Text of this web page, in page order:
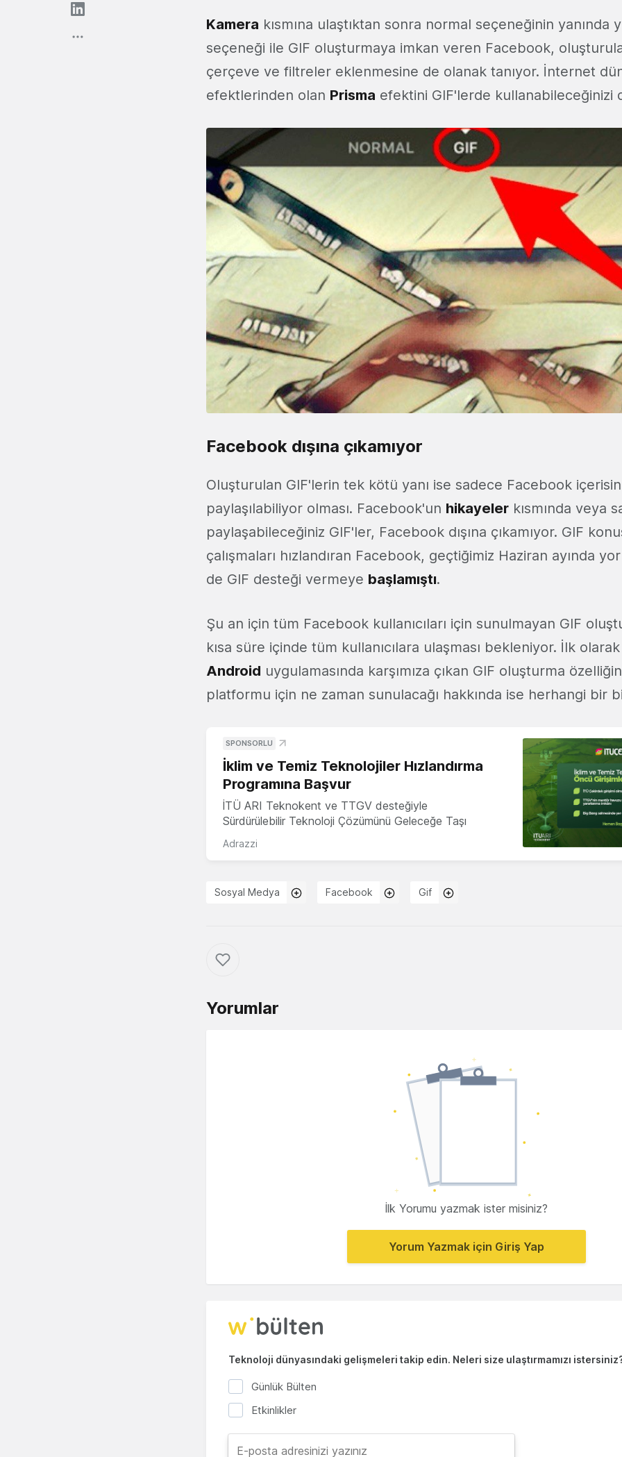
Kamera kısmına ulaştıktan sonra normal seçeneğinin yanında
seçeneği ile GIF oluşturmaya imkan veren Facebook,
çerçeve ve filtreler eklenmesine de olanak tanıyor. İnternet
efektlerinden olan Prisma efektini GIF'lerde kullanabileceğinizi
Facebook dışına çıkamıyor
Oluşturulan GIF'lerin tek kötü yanı ise sadece Facebook
paylaşılabiliyor olması. Facebook'un hikayeler kısmında veya
paylaşabileceğiniz GIF'ler, Facebook dışına çıkamıyor. GIF
çalışmaları hızlandıran Facebook, geçtiğimiz Haziran ayında
de GIF desteği vermeye başlamıştı.
Şu an için tüm Facebook kullanıcıları için sunulmayan GIF
kısa süre içinde tüm kullanıcılara ulaşması bekleniyor. İlk
Android uygulamasında karşımıza çıkan GIF oluşturma
platformu için ne zaman sunulacağı hakkında ise herhangi bir
SPONSORLU
İklim ve Temiz Teknolojiler Hızlandırma
Programına Başvur
İTÜ ARI Teknokent ve TTGV desteğiyle
Sürdürülebilir Teknoloji Çözümünü Geleceğe Taşı
Adrazzi
Sosyal Medya Facebook Gif
Yorumlar
İlk Yorumu yazmak ister misiniz?
Yorum Yazmak için Giriş Yap
Teknoloji dünyasındaki gelişmeleri takip edin. Neleri size ulaştırmamızı
Günlük Bülten
Etkinlikler